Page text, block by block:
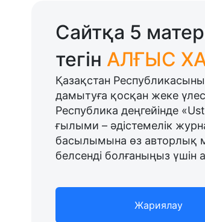
Сайтқа 5
тегін АЛҒЫС
Қазақстан
дамытуға қосқан жеке
Республика деңгейінде
ғылыми – әдістемелік
басылымына өз авторлық
белсенді болғаныңыз үшін
Жариялау